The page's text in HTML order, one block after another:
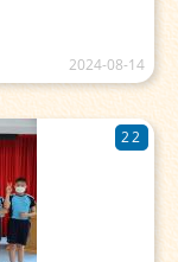
2024-08-14
22